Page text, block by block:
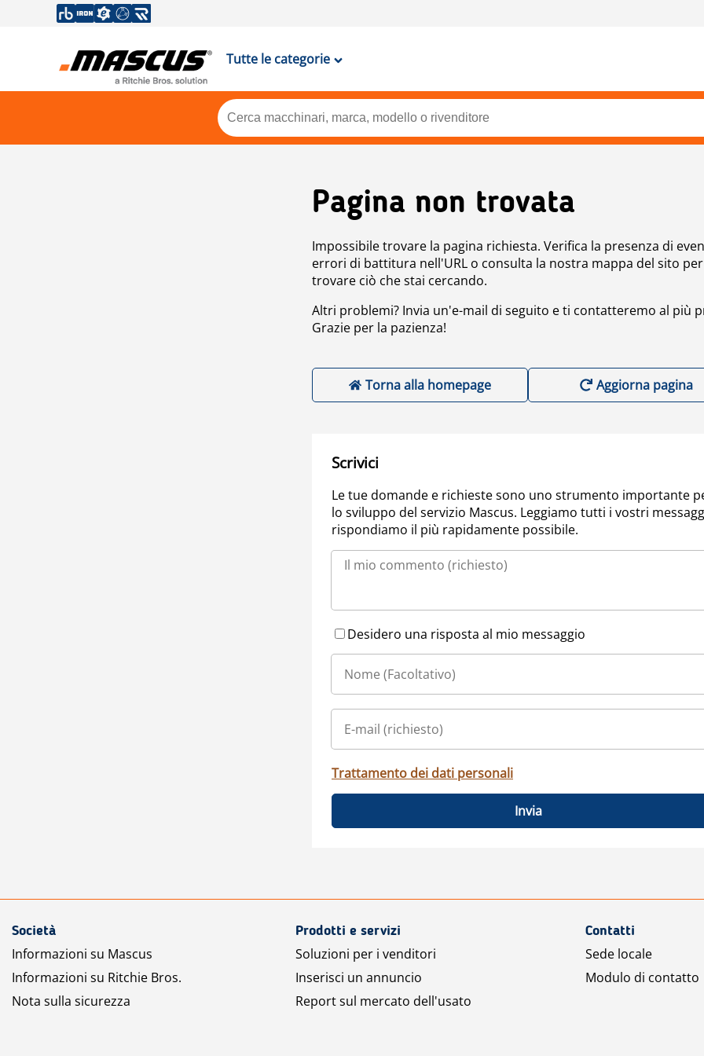
Tutte le categorie
Pagina non trovata
Impossibile trovare la pagina richiesta. Verifica la presenza di
errori di battitura nell'URL o consulta la nostra mappa del sito per
trovare ciò che stai cercando.
Altri problemi? Invia un'e-mail di seguito e ti contatteremo al più
Grazie per la pazienza!
Torna alla homepage Aggiorna pagina
Scrivici
Le tue domande e richieste sono uno strumento importante
lo sviluppo del servizio Mascus. Leggiamo tutti i vostri
rispondiamo il più rapidamente possibile.
Desidero una risposta al mio messaggio
Trattamento dei dati personali
Invia
Società
Informazioni su Mascus
Informazioni su Ritchie Bros.
Nota sulla sicurezza
Prodotti e servizi
Soluzioni per i venditori
Inserisci un annuncio
Report sul mercato dell'usato
Contatti
Sede locale
Modulo di contatto